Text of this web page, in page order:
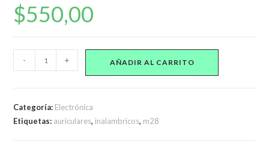
$550,00
Auriculares
Inalámbricos
Tws
cantidad
- + AÑADIR AL CARRITO
Categoría: Electrónica
Etiquetas: auriculares, inalambricos, m28